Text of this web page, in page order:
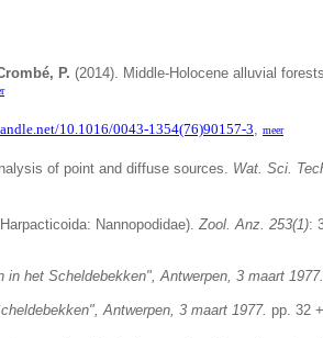
P. (2014). Middle-Holocene alluvial
10.1016/0043-1354(76)90157-3 meer
of point and diffuse sources. Wat. Sci.
Nannopodidae). Zool. Anz. 253(1):
in het Scheldebekken", Antwerpen, 3 maart 1977.
Antwerpen, 3 maart 1977. pp. 32